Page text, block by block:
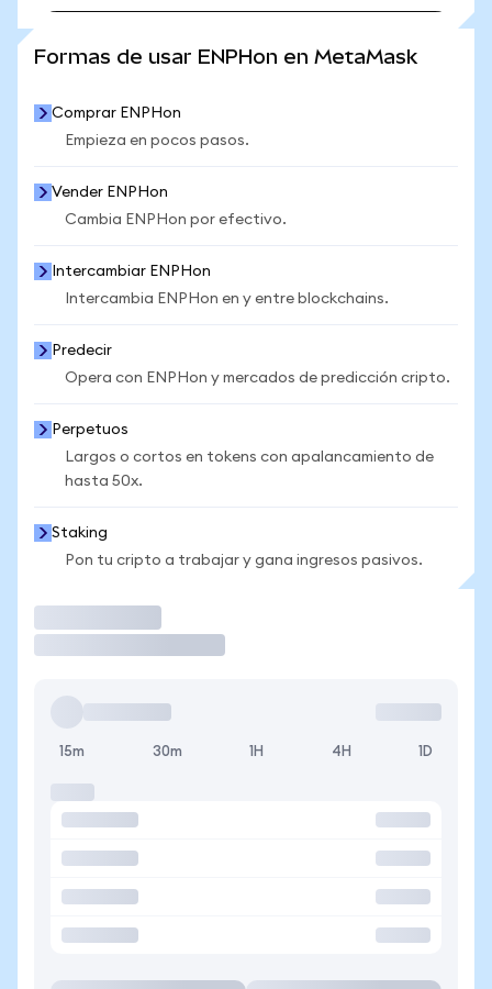
Formas de usar ENPHon en MetaMask
Comprar ENPHon
Empieza en pocos pasos.
Vender ENPHon
Cambia ENPHon por efectivo.
Intercambiar ENPHon
Intercambia ENPHon en y entre blockchains.
Predecir
Opera con ENPHon y mercados de predicción cripto.
Perpetuos
Largos o cortos en tokens con apalancamiento de
hasta 50x.
Staking
Pon tu cripto a trabajar y gana ingresos pasivos.
15m 30m 1H 4H 1D